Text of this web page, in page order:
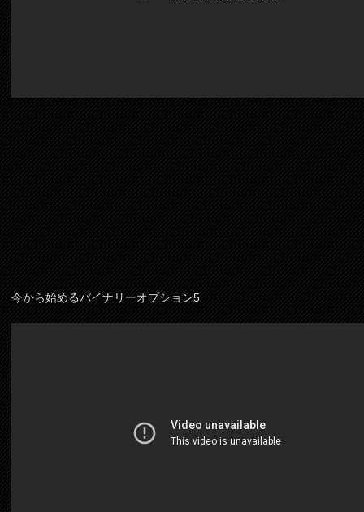
今から始めるバイナリーオプション5